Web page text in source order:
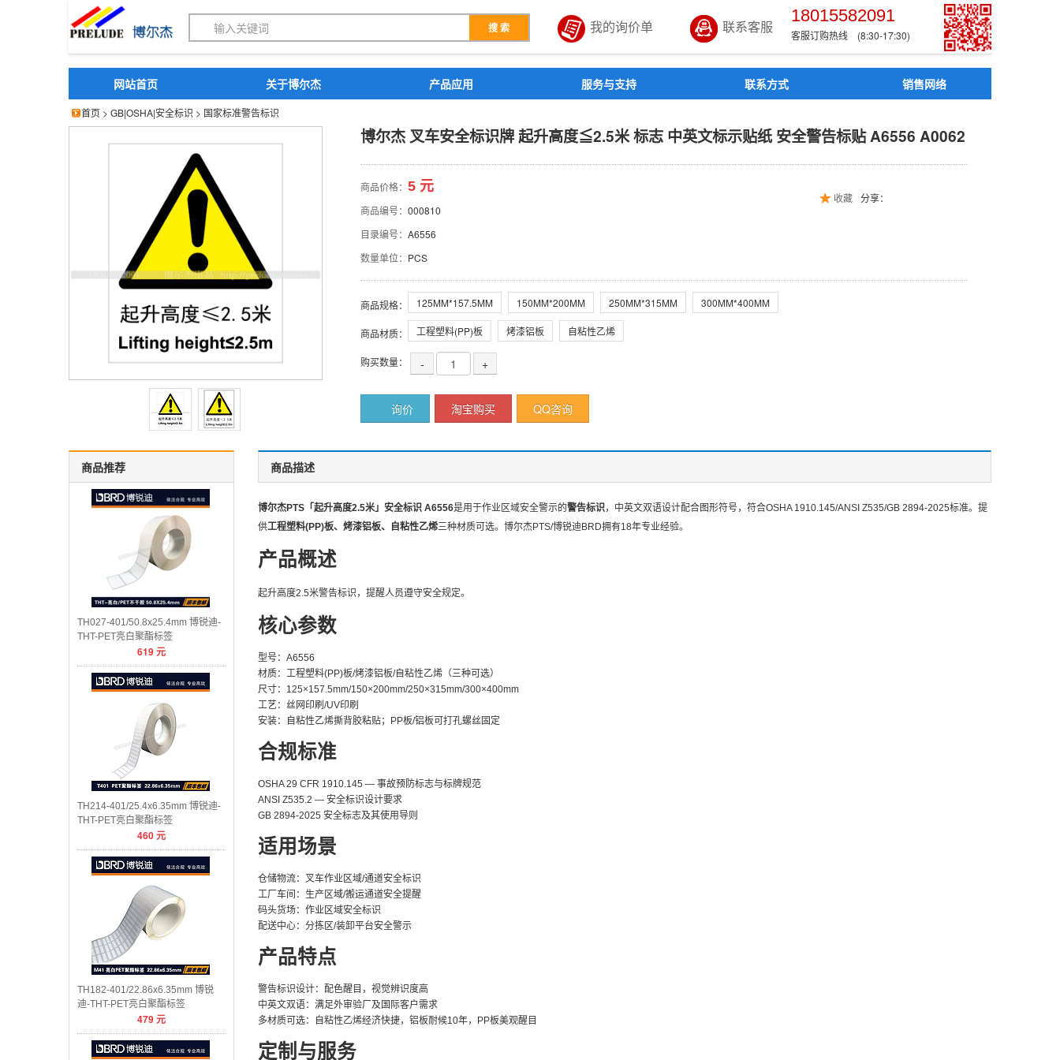
博尔杰PTS - 工业标识解决方案
搜 索 我的询价单 联系客服
18015582091
客服订购热线 (8:30-17:30)
网站首页 关于博尔杰 产品应用 服务与支持 联系方式 销售网络
首页 > GB|OSHA|安全标识 > 国家标准警告标识
博尔杰 叉车安全标识牌 起升高度≦2.5米 标志 中英文标示贴纸 安全警告
博尔杰 叉车安全标识牌 起升高度≦2.5米 标志 中英文标示贴纸 安全警告标贴 A6556 A0062
商品价格： 5 元
商品编号： 000810
目录编号： A6556
数量单位： PCS
商品规格： 125MM*157.5MM 150MM*200MM 250MM*315MM 300MM*400MM
商品材质： 工程塑料(PP)板 烤漆铝板 自粘性乙烯
购买数量： - +
询价 淘宝购买 QQ咨询
收藏 分享：
商品推荐
TH027-401/50.8x25.4mm 博锐迪-
THT-PET亮白聚酯标签
619元
TH214-401/25.4x6.35mm 博锐迪-
THT-PET亮白聚酯标签
460元
TH182-401/22.86x6.35mm 博锐
迪-THT-PET亮白聚酯标签
479元
商品描述
博尔杰PTS「起升高度2.5米」安全标识 A6556是用于作业区域安全警示的警告标识，中英文双语设计配合图形符号，符合OSHA 1910.145/ANSI Z535/GB 2894-2025标准。提
供工程塑料(PP)板、烤漆铝板、自粘性乙烯三种材质可选。博尔杰PTS/博锐迪BRD拥有18年专业经验。
产品概述
起升高度2.5米警告标识，提醒人员遵守安全规定。
核心参数
型号：A6556
材质：工程塑料(PP)板/烤漆铝板/自粘性乙烯（三种可选）
尺寸：125×157.5mm/150×200mm/250×315mm/300×400mm
工艺：丝网印刷/UV印刷
安装：自粘性乙烯撕背胶粘贴；PP板/铝板可打孔螺丝固定
合规标准
OSHA 29 CFR 1910.145 — 事故预防标志与标牌规范
ANSI Z535.2 — 安全标识设计要求
GB 2894-2025 安全标志及其使用导则
适用场景
仓储物流：叉车作业区域/通道安全标识
工厂车间：生产区域/搬运通道安全提醒
码头货场：作业区域安全标识
配送中心：分拣区/装卸平台安全警示
产品特点
警告标识设计：配色醒目，视觉辨识度高
中英文双语：满足外审验厂及国际客户需求
多材质可选：自粘性乙烯经济快捷，铝板耐候10年，PP板美观醒目
定制与服务